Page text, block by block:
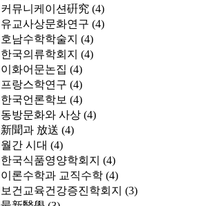
커뮤니케이션硏究 (4)
유교사상문화연구 (4)
호남수학학술지 (4)
한국의류학회지 (4)
이화어문논집 (4)
프랑스학연구 (4)
한국언론학보 (4)
동방문화와 사상 (4)
新聞과 放送 (4)
월간 시대 (4)
한국식품영양학회지 (4)
이론수학과 교직수학 (4)
보건교육건강증진학회지 (3)